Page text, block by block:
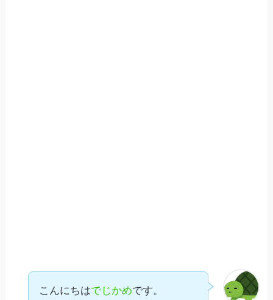
こんにちはでじかめです。